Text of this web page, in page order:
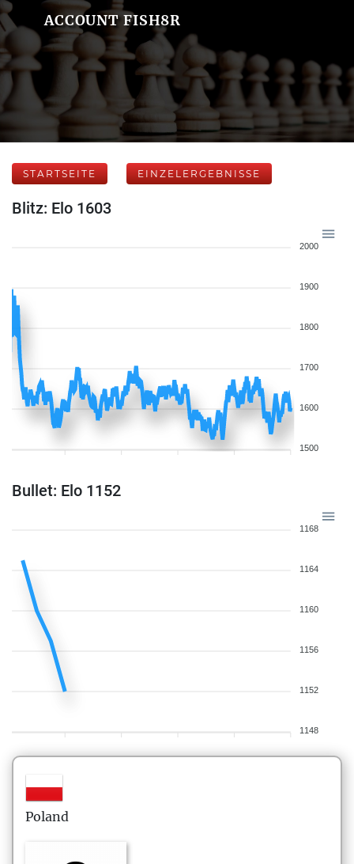
ACCOUNT FISH8R
STARTSEITE EINZELERGEBNISSE
Blitz: Elo 1603
2000
1900
1800
1700
1600
1500
Bullet: Elo 1152
1168
1164
1160
1156
1152
1148
Poland